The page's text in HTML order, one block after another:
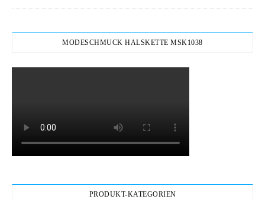
MODESCHMUCK HALSKETTE MSK1038
PRODUKT-KATEGORIEN